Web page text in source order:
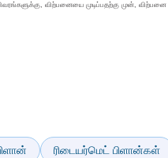
விற்பனையை முடிப்பதற்கு முன்,
ரிடையர்மெட் பிளான்கள்